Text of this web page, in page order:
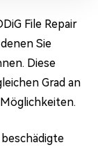
File Repair
Sie
Diese
Grad an